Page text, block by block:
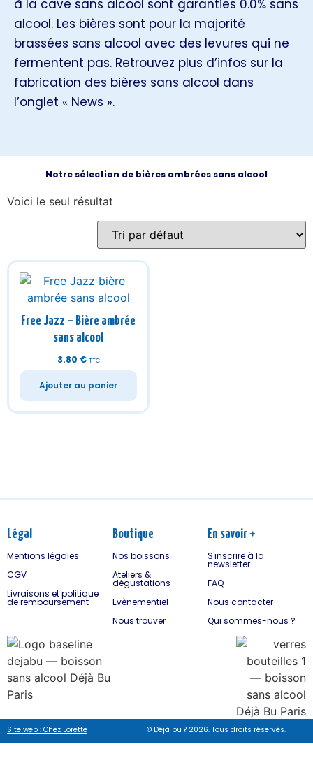
à la cave sans alcool sont garanties 0.0% sans
alcool. Les bières sont pour la majorité
brassées sans alcool avec des levures qui ne
fermentent pas. Retrouvez plus d’infos sur la
fabrication des bières sans alcool dans
l’onglet « News ».
Notre sélection de bières ambrées sans alcool
Voici le seul résultat
Free Jazz – Bière ambrée
sans alcool
3.80 € TTC
Ajouter au panier
Légal
Mentions légales
CGV
Livraisons et politique
de remboursement
Boutique
Nos boissons
Ateliers &
dégustations
Evènementiel
Nous trouver
En savoir +
S'inscrire à la
newsletter
FAQ
Nous contacter
Qui sommes-nous ?
Site web : Chez Lorette © Déjà bu ? 2026. Tous droits réservés.